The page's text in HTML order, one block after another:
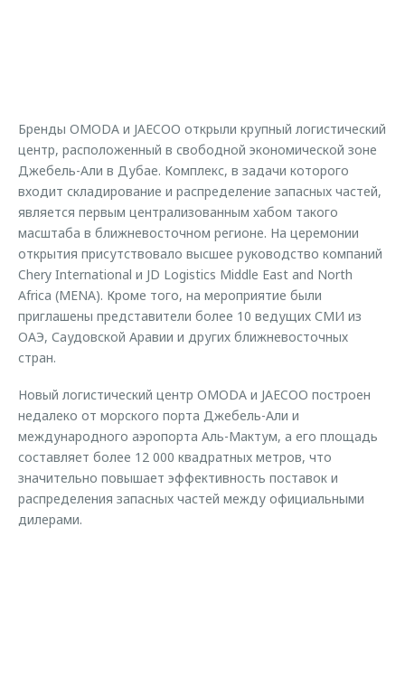
Оригинальные аксессуары
Запчасти
Трейд-ин
Калькулятор трейд-ин
Аксессуары
Одежда и сувениры
Оригинальные аксессуары
Запчасти
Бренды OMODA и JAECOO открыли крупный логистический
центр, расположенный в свободной экономической зоне
Джебель-Али в Дубае. Комплекс, в задачи которого
входит складирование и распределение запасных частей,
является первым централизованным хабом такого
масштаба в ближневосточном регионе. На церемонии
открытия присутствовало высшее руководство компаний
Chery International и JD Logistics Middle East and North
Africa (MENA). Кроме того, на мероприятие были
приглашены представители более 10 ведущих СМИ из
ОАЭ, Саудовской Аравии и других ближневосточных
стран.
Новый логистический центр OMODA и JAECOO построен
недалеко от морского порта Джебель-Али и
международного аэропорта Аль-Мактум, а его площадь
составляет более 12 000 квадратных метров, что
значительно повышает эффективность поставок и
распределения запасных частей между официальными
дилерами.